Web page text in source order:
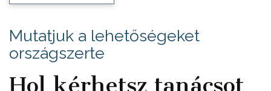
Mutatjuk a lehetőségeket
országszerte
Hol kérhetsz tanácsot